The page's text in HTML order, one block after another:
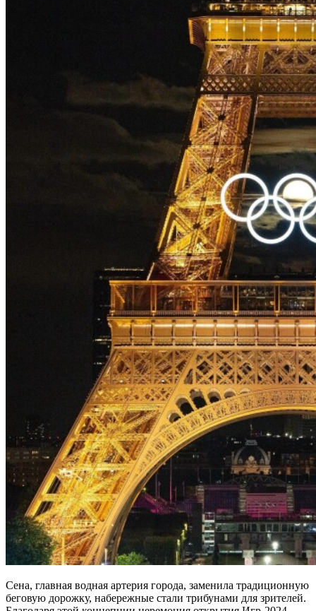
Сена, главная водная артерия города, заменила традиционную
беговую дорожку, набережные стали трибунами для зрителей.